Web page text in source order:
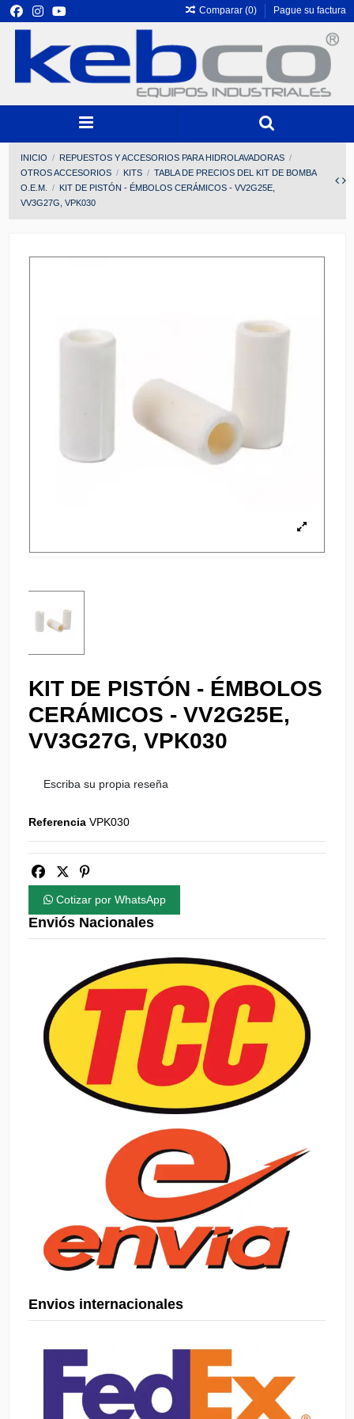
Comparar (0) Pague su factura
INICIO
REPUESTOS Y ACCESORIOS PARA HIDROLAVADORAS
OTROS ACCESORIOS
KITS
TABLA DE PRECIOS DEL KIT DE BOMBA
O.E.M.
KIT DE PISTÓN - ÉMBOLOS CERÁMICOS - VV2G25E,
VV3G27G, VPK030
KIT DE PISTÓN - ÉMBOLOS
CERÁMICOS - VV2G25E,
VV3G27G, VPK030
Escriba su propia reseña
Referencia VPK030
Cotizar por WhatsApp
Enviós Nacionales
Envios internacionales